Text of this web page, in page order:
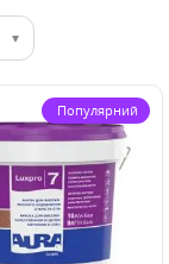
Популярний